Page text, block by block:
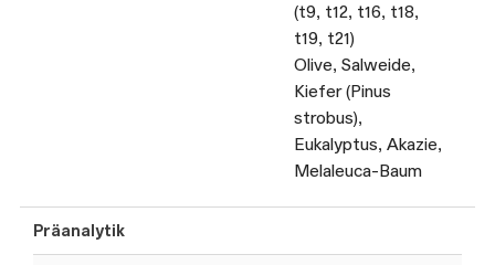
(t9, t12, t16, t18,
t19, t21)
Olive, Salweide,
Kiefer (Pinus
strobus),
Eukalyptus, Akazie,
Melaleuca-Baum
Präanalytik